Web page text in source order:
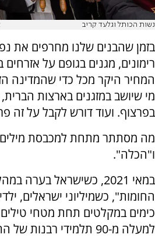
נשות הכותל וגלעד קריב
‏בזמן שהבנים שלנו מחרפים את
רימונים, מגנים בגופם על אזרחים
המחיר היקר מכל כדי שהמדינה
מי שיושב במזגנים בארצות
בפרצוף. ועוד דורש לקבל על זה
‏מה מסתתר מתחת למכבסת מילים
ו"הכלה".
‏במאי 2021, כשישראל
החומות", כשמיליוני ישראלים,
כימים במקלטים תחת מטחי
למעלה מ-90 תלמידי